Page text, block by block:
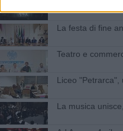
La festa di fine
Teatro e
Liceo "Petrarca",
La musica